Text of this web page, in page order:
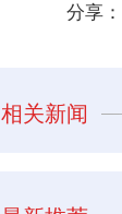
分享：
相关新闻